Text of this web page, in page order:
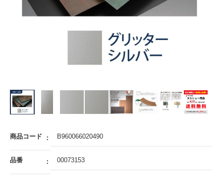
商品コード B960066020490
品番 00073153